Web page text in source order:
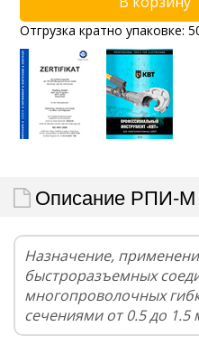
Отгрузка кратно упаковке:
Описание РПИ-М
Назначение,
быстроразъемных
многопроволочных
сечениями от 0.5 до